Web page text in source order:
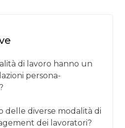
di lavoro hanno un
persona-
delle diverse modalità di
dei lavoratori?